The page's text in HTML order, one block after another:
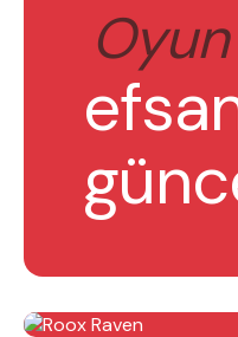
ne aramıştınız?